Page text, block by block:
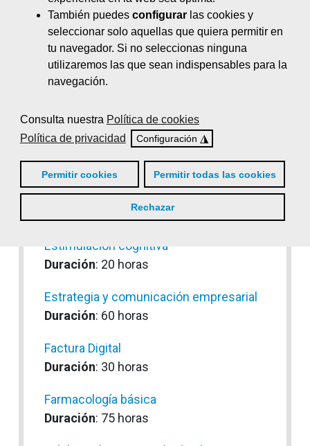
También puedes configurarlas cookies y
seleccionar solo aquellas que quiera permitir en
tu navegador. Si no seleccionas ninguna
utilizaremos las que sean indispensables para la
navegación.
Consulta nuestra Política de cookies
Política de privacidad
Configuración ◮
Permitir cookies Permitir todas las cookies
Rechazar
Envasado de productos alimentarios
Duración: 50 horas
Equipos de protección individual (EPI)
Duración: 10 horas
Design
Duración: 35 horas
Estiba y carga de camiones en
operaciones de recuperación
: 30 horas
Estimulación cognitiva
Duración: 20 horas
Estrategia y comunicación empresarial
Duración: 60 horas
Factura Digital
Duración: 30 horas
Farmacología básica
Duración: 75 horas